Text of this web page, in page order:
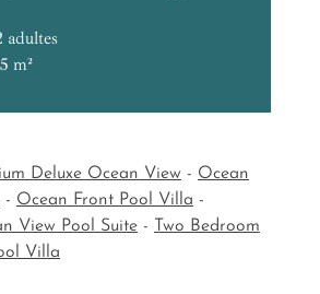
adultes
m²
Deluxe Ocean View - Ocean
- Ocean Front Pool Villa -
View Pool Suite -
Two Bedroom
Villa